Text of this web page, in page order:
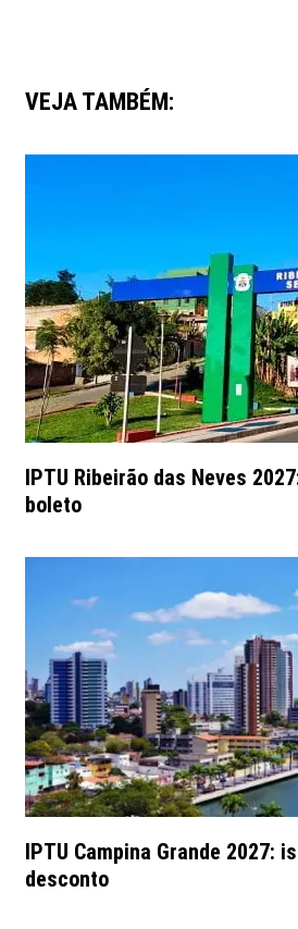
VEJA TAMBÉM:
IPTU Ribeirão das Neves
boleto
IPTU Campina Grande 2027:
desconto